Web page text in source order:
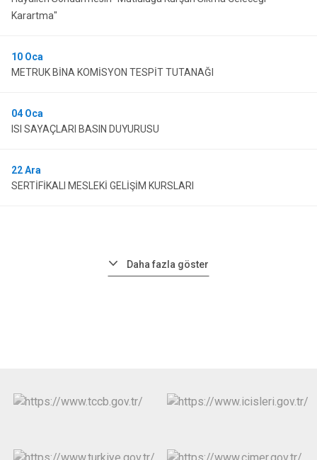
Karartma"
10 Oca
METRUK BİNA KOMİSYON TESPİT TUTANAĞI
04 Oca
ISI SAYAÇLARI BASIN DUYURUSU
22Ara
SERTİFİKALI MESLEKİ GELİŞİM KURSLARI
Daha fazla göster